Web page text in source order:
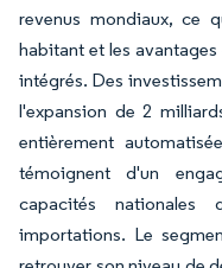
revenus mondiaux, ce
habitant et les
intégrés. Des
l'expansion de 2
entièrement
témoignent d'un
capacités nationales
importations. Le